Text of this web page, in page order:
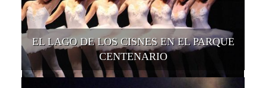
EL LAGO DE LOS CISNES EN EL PARQUE
CENTENARIO